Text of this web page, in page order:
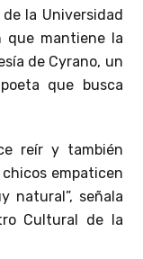
la Universidad
que mantiene la
de Cyrano, un
que busca
reír y también
empaticen
natural”, señala
Cultural de la